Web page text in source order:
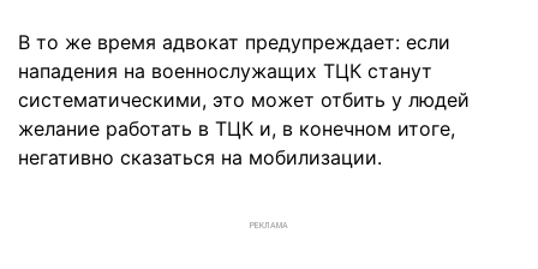
В то же время адвокат предупреждает: если
нападения на военнослужащих ТЦК станут
систематическими, это может отбить у людей
желание работать в ТЦК и, в конечном итоге,
негативно сказаться на мобилизации.
РЕКЛАМА